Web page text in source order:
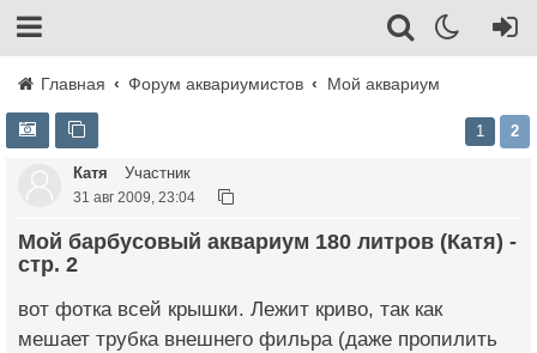
Главная Форум аквариумистов Мой аквариум
1 2
Катя Участник
31 авг 2009, 23:04
Мой барбусовый аквариум 180 литров (Катя) -
стр. 2
вот фотка всей крышки. Лежит криво, так как
мешает трубка внешнего фильра (даже пропилить